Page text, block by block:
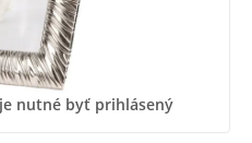
nutné byť prihlásený